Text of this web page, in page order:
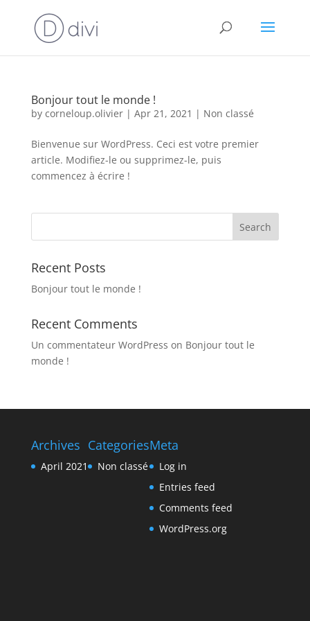
Bonjour tout le monde !
by corneloup.olivier| Apr 21, 2021 | Non classé
Bienvenue sur WordPress. Ceci est votre premier
article. Modifiez-le ou supprimez-le, puis
commencez à écrire !
Recent Posts
Bonjour tout le monde !
Recent Comments
Un commentateur WordPress on Bonjour tout le
monde !
Archives
April 2021
Categories
Non classé
Meta
Log in
Entries feed
Comments feed
WordPress.org